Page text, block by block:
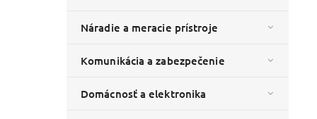
Náradie a meracie prístroje
Komunikácia a zabezpečenie
Domácnosť a elektronika